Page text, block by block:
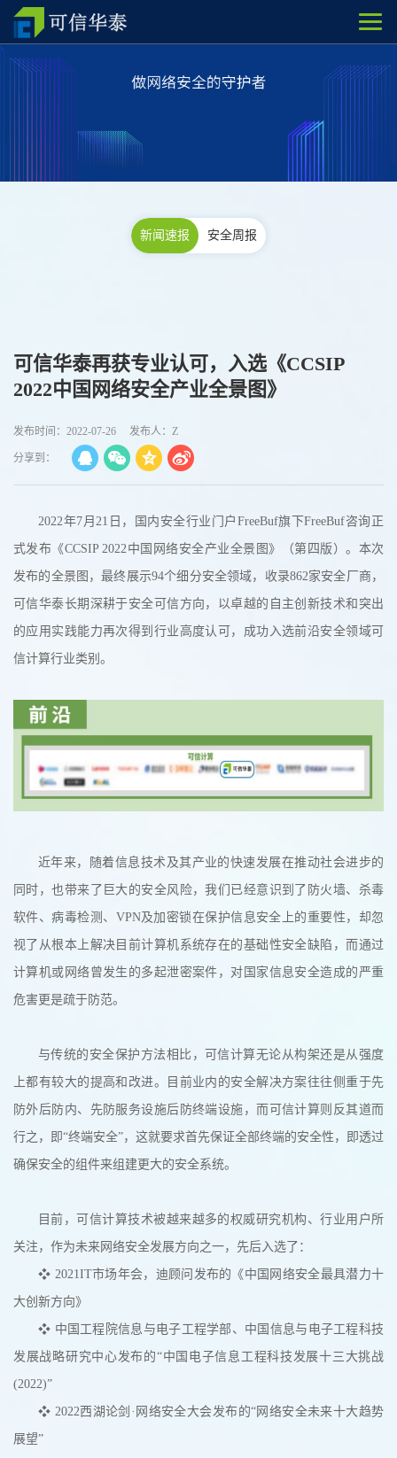
新闻速报 安全周报
可信华泰再获专业认可，入选《CCSIP
2022中国网络安全产业全景图》
发布时间：2022-07-26 发布人：Z
分享到：
2022年7月21日，国内安全行业门户FreeBuf旗下FreeBuf咨询正
式发布《CCSIP 2022中国网络安全产业全景图》（第四版）。本次
发布的全景图，最终展示94个细分安全领域，收录862家安全厂商，
可信华泰长期深耕于安全可信方向，以卓越的自主创新技术和突出
的应用实践能力再次得到行业高度认可，成功入选前沿安全领域可
信计算行业类别。
近年来，随着信息技术及其产业的快速发展在推动社会进步的
同时，也带来了巨大的安全风险，我们已经意识到了防火墙、杀毒
软件、病毒检测、VPN及加密锁在保护信息安全上的重要性，却忽
视了从根本上解决目前计算机系统存在的基础性安全缺陷，而通过
计算机或网络曾发生的多起泄密案件，对国家信息安全造成的严重
危害更是疏于防范。
与传统的安全保护方法相比，可信计算无论从构架还是从强度
上都有较大的提高和改进。目前业内的安全解决方案往往侧重于先
防外后防内、先防服务设施后防终端设施，而可信计算则反其道而
行之，即“终端安全”，这就要求首先保证全部终端的安全性，即透过
确保安全的组件来组建更大的安全系统。
目前，可信计算技术被越来越多的权威研究机构、行业用户所
关注，作为未来网络安全发展方向之一，先后入选了：
❖ 2021IT市场年会，迪顾问发布的《中国网络安全最具潜力十
大创新方向》
❖ 中国工程院信息与电子工程学部、中国信息与电子工程科技
发展战略研究中心发布的“中国电子信息工程科技发展十三大挑战
(2022)”
❖ 2022西湖论剑·网络安全大会发布的“网络安全未来十大趋势
展望”